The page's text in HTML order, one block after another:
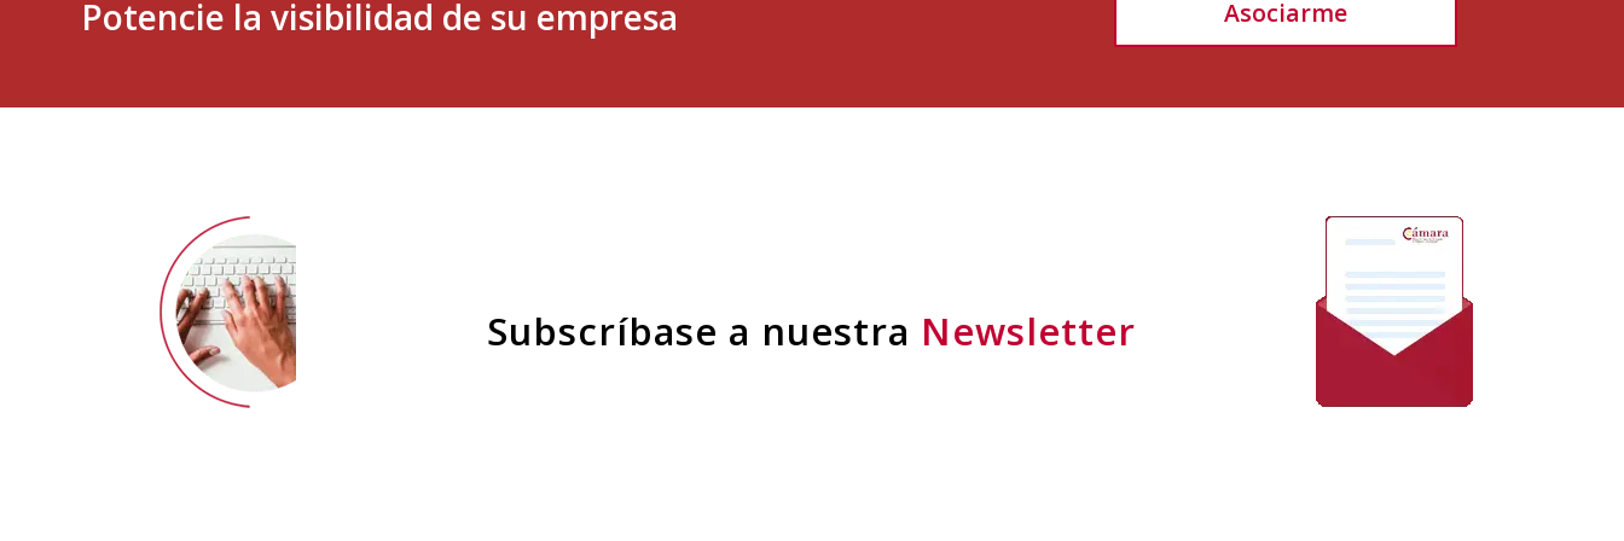
Potencie la visibilidad de su empresa Asociarme
Subscríbase a nuestra Newsletter